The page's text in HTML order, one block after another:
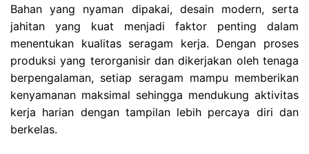
Bahan yang nyaman dipakai, desain modern, serta
jahitan yang kuat menjadi faktor penting dalam
menentukan kualitas seragam kerja. Dengan proses
produksi yang terorganisir dan dikerjakan oleh tenaga
berpengalaman, setiap seragam mampu memberikan
kenyamanan maksimal sehingga mendukung aktivitas
kerja harian dengan tampilan lebih percaya diri dan
berkelas.